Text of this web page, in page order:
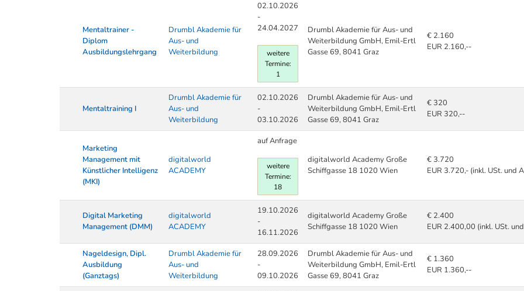
Mentaltrainer -
Diplom
Ausbildungslehrgang
Drumbl Akademie für
Aus- und
Weiterbildung
02.10.2026
-
24.04.2027
weitere
Termine:
1
Drumbl Akademie für Aus- und
Weiterbildung GmbH, Emil-Ertl
Gasse 69, 8041 Graz
€ 2.160
EUR 2.160,--
Mentaltraining I
Drumbl Akademie für
Aus- und
Weiterbildung
02.10.2026
-
03.10.2026
Drumbl Akademie für Aus- und
Weiterbildung GmbH, Emil-Ertl
Gasse 69, 8041 Graz
€ 320
EUR 320,--
Marketing
Management mit
Künstlicher Intelligenz
(MKI)
digitalworld
ACADEMY
auf Anfrage
weitere
Termine:
18
digitalworld Academy Große
Schiffgasse 18 1020 Wien
€ 3.720
EUR 3.720,- (inkl. USt. und
Digital Marketing
Management (DMM)
digitalworld
ACADEMY
19.10.2026
-
16.11.2026
digitalworld Academy Große
Schiffgasse 18 1020 Wien
€ 2.400
EUR 2.400,00 (inkl. USt.
Nageldesign, Dipl.
Ausbildung
(Ganztags)
Drumbl Akademie für
Aus- und
Weiterbildung
28.09.2026
-
09.10.2026
Drumbl Akademie für Aus- und
Weiterbildung GmbH, Emil-Ertl
Gasse 69, 8041 Graz
€ 1.360
EUR 1.360,--